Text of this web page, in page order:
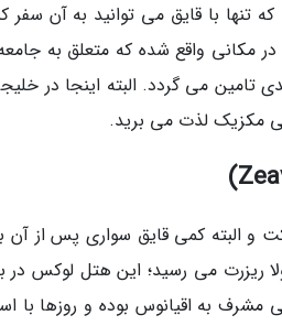
با قایق می توانید به آن سفر
تامین می گردد. البته اینجا در
مکزیک لذت می برید.
و البته کمی قایق سواری پس از
مشرف به اقیانوس بوده و روزها